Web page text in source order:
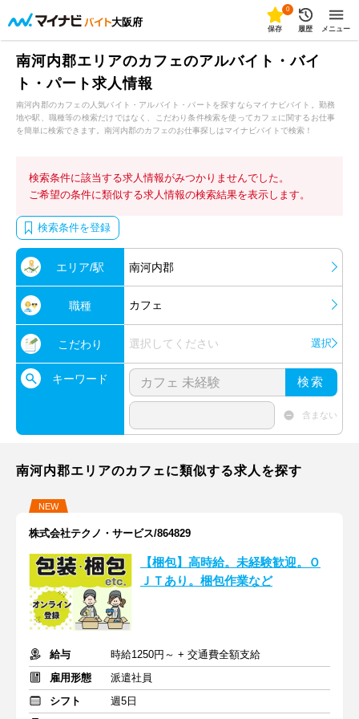
大阪府
0
保存 履歴 メニュー
南河内郡エリアのカフェのアルバイト・バイ
ト・パート求人情報
南河内郡のカフェの人気バイト・アルバイト・パートを探すならマイナビバイト。勤務
地や駅、職種等の検索だけではなく、こだわり条件検索を使ってカフェに関するお仕事
を簡単に検索できます。南河内郡のカフェのお仕事探しはマイナビバイトで検索！
検索条件に該当する求人情報がみつかりませんでした。
ご希望の条件に類似する求人情報の検索結果を表示します。
検索条件を登録
エリア/駅 南河内郡
職種 カフェ
こだわり 選択してください 選択
キーワード 検索
含まない
南河内郡エリアのカフェに類似する求人を探す
NEW
株式会社テクノ・サービス/864829
【梱包】高時給。未経験歓迎。Ｏ
ＪＴあり。梱包作業など
給与
時給1250円～ + 交通費全額支給
雇用形態
派遣社員
シフト
週5日